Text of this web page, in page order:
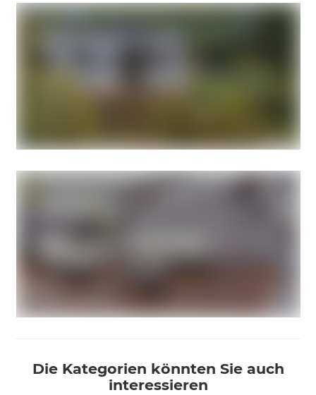
Die Kategorien könnten Sie auch
interessieren